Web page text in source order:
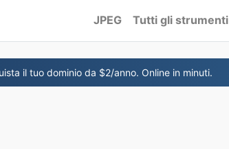
JPEG Tutti gli strumenti
il tuo dominio da $2/anno. Online in minuti.